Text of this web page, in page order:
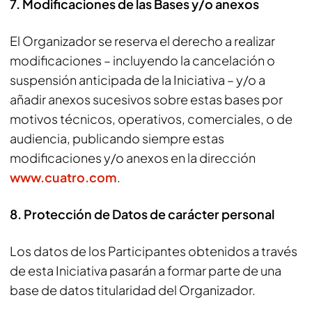
7. Modificaciones de las Bases y/o anexos
El Organizador se reserva el derecho a realizar
modificaciones – incluyendo la cancelación o
suspensión anticipada de la Iniciativa – y/o a
añadir anexos sucesivos sobre estas bases por
motivos técnicos, operativos, comerciales, o de
audiencia, publicando siempre estas
modificaciones y/o anexos en la dirección
www.cuatro.com.
8. Protección de Datos de carácter personal
Los datos de los Participantes obtenidos a través
de esta Iniciativa pasarán a formar parte de una
base de datos titularidad del Organizador.